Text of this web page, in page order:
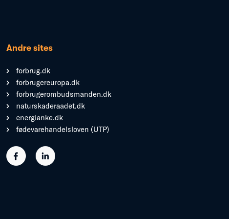
Andre sites
forbrug.dk
forbrugereuropa.dk
forbrugerombudsmanden.dk
naturskaderaadet.dk
energianke.dk
fødevarehandelsloven (UTP)